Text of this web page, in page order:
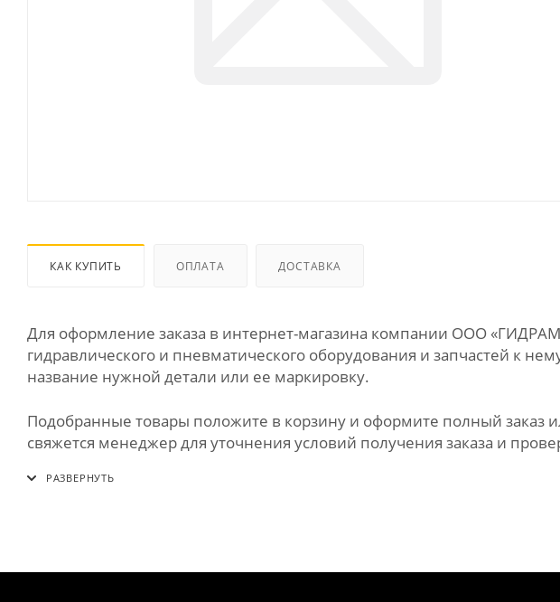
КАК КУПИТЬ ОПЛАТА ДОСТАВКА
Для оформление заказа в интернет-магазина компании ООО
гидравлического и пневматического оборудования и запчастей к
название нужной детали или ее маркировку.
Подобранные товары положите в корзину и оформите полный заказ
свяжется менеджер для уточнения условий получения заказа и